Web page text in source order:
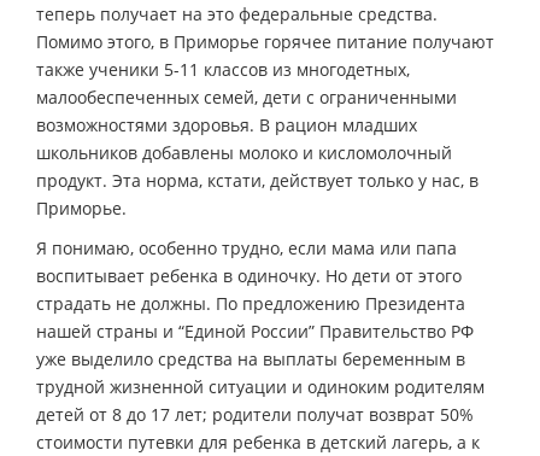
теперь получает на это федеральные средства.
Помимо этого, в Приморье горячее питание получают
также ученики 5-11 классов из многодетных,
малообеспеченных семей, дети с ограниченными
возможностями здоровья. В рацион младших
школьников добавлены молоко и кисломолочный
продукт. Эта норма, кстати, действует только у нас, в
Приморье.
Я понимаю, особенно трудно, если мама или папа
воспитывает ребенка в одиночку. Но дети от этого
страдать не должны. По предложению Президента
нашей страны и “Единой России” Правительство РФ
уже выделило средства на выплаты беременным в
трудной жизненной ситуации и одиноким родителям
детей от 8 до 17 лет; родители получат возврат 50%
стоимости путевки для ребенка в детский лагерь, а к